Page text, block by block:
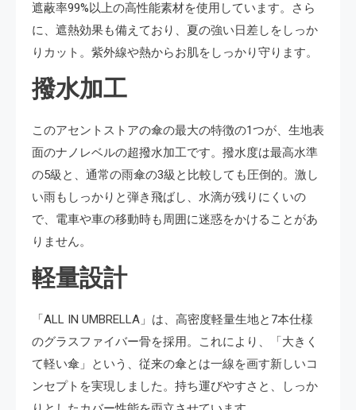
遮蔽率99%以上の高性能素材を使用しています。さら
に、遮熱効果も備えており、夏の強い日差しをしっか
りカット。紫外線や熱からお肌をしっかり守ります。
撥水加工
このアセントストアの傘の最大の特徴の1つが、生地表
面のナノレベルの超撥水加工です。撥水度は最高水準
の5級と、通常の雨傘の3級と比較しても圧倒的。激し
い雨もしっかりと弾き飛ばし、水滴が残りにくいの
で、電車や車の移動時も周囲に迷惑をかけることがあ
りません。
軽量設計
「ALL IN UMBRELLA」は、高密度軽量生地と7本仕様
のグラスファイバー骨を採用。これにより、「大きく
て軽い傘」という、従来の傘とは一線を画す新しいコ
ンセプトを実現しました。持ち運びやすさと、しっか